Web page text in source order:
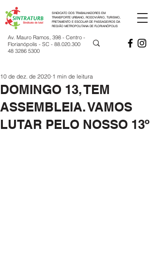
SINDICATO DOS TRABALHADORES EM
TRANSPORTE URBANO, RODOVIÁRIO, TURISMO,
FRETAMENTO E ESCOLAR DE PASSAGEIROS DA
REGIÃO METROPOLITANA DE FLORIANÓPOLIS
Av. Mauro Ramos, 398 - Centro -
Florianópolis - SC - 88.020.300
48 3286 5300
DOMINGO 13, TEM
ASSEMBLEIA. VAMOS
LUTAR PELO NOSSO 13º
10 de dez. de 2020 1 min de leitura